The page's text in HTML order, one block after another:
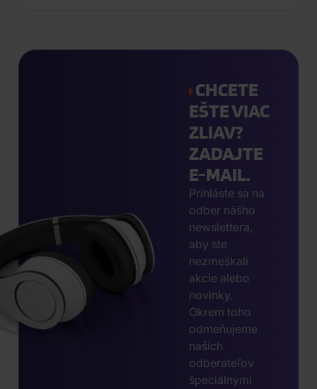
CHCETE
EŠTE VIAC
ZLIAV?
ZADAJTE
E-MAIL.
Prihláste sa na
odber nášho
newslettera,
aby ste
nezmeškali
akcie alebo
novinky.
Okrem toho
odmeňujeme
našich
odberateľov
špeciálnymi